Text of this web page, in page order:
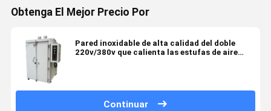
Obtenga El Mejor Precio Por
Pared inoxidable de alta calidad del doble
220v/380v que calienta las estufas de aire
Continuar